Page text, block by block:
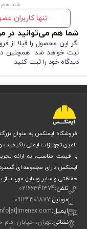
شما هم
تنها کاربران
شما هم می‌توانید در
اگر این محصول را قبلا از
ثبت خواهد شد. همچنین
دیدگاه خود را ثبت کنید
فروشگاه ایمنکس به عنوان
تامین تجهیزات ایمنی باکیفیت
با قیمت مناسب، به ارائه
ایمنکس دارای مجموعه ای
حفاظتی و سایر وسایل مورد
تلفن:02166341374
موبایل:09124301877
ایمیل:
نشانی:تهران، خیابان